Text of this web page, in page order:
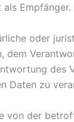
Empfänger.
oder
dem
des
Daten zu
von der